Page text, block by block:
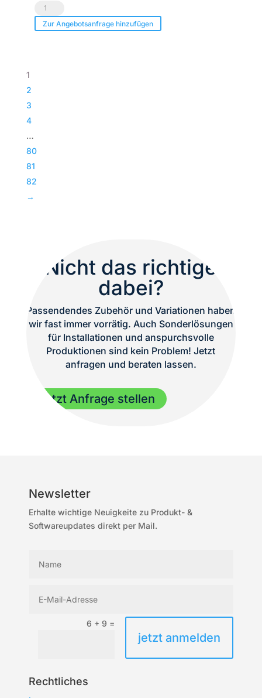
Voice
Acoustic
Zur Angebotsanfrage hinzufügen
1
2
3
4
…
80
81
82
→
Nicht das richtige
dabei?
Passendendes Zubehör und Variationen haben
wir fast immer vorrätig. Auch Sonderlösungen
für Installationen und anspurchsvolle
Produktionen sind kein Problem! Jetzt
anfragen und beraten lassen.
Jetzt Anfrage stellen
Newsletter
Erhalte wichtige Neuigkeite zu Produkt- &
Softwareupdates direkt per Mail.
6 + 9 =
jetzt anmelden
Rechtliches